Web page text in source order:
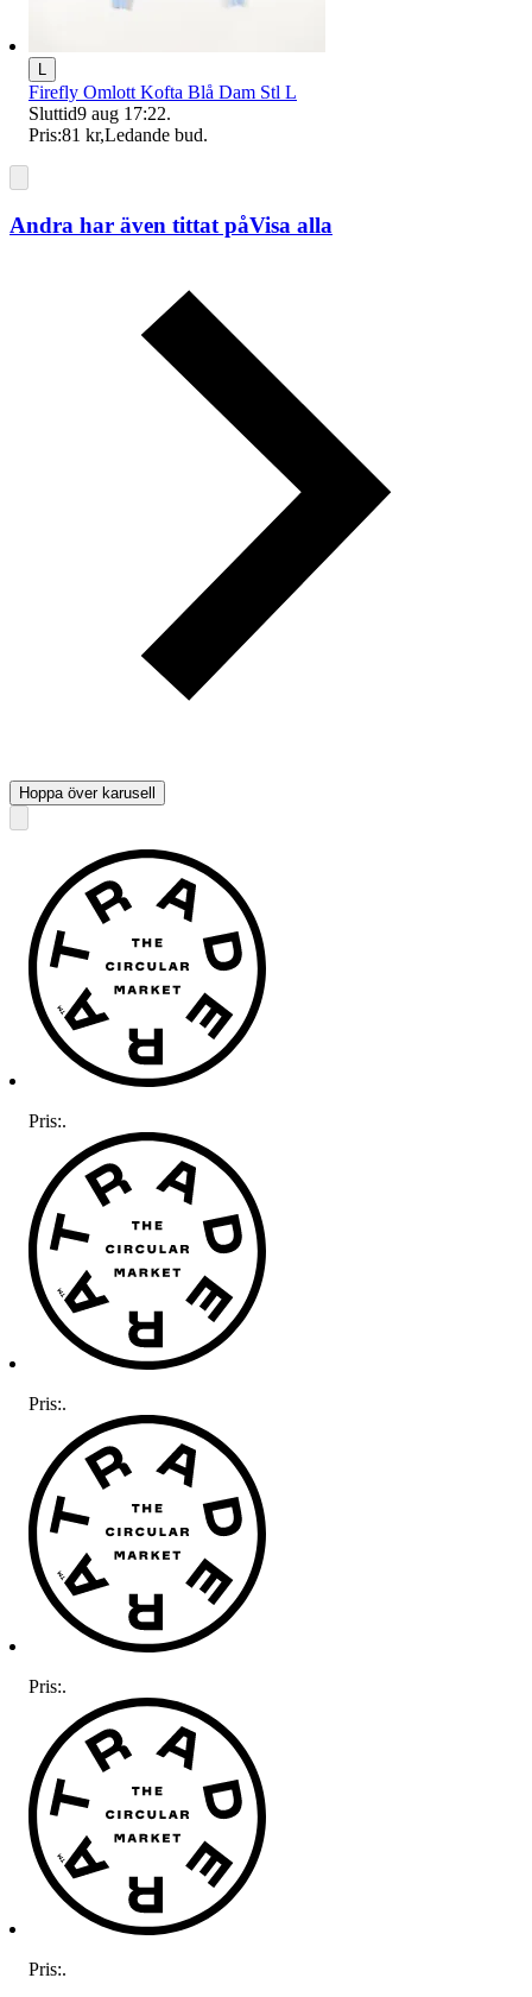
L
Firefly Omlott Kofta Blå Dam Stl L
Sluttid9 aug 17:22.
Pris:81 kr,Ledande bud.
Andra har även tittat påVisa alla
Hoppa över karusell
Pris:.
Pris:.
Pris:.
Pris:.